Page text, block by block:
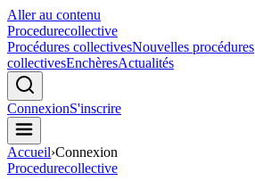
Aller au contenu
Procedurecollective
Procédures collectivesNouvelles procédures
collectivesEnchèresActualités
ConnexionS'inscrire
Accueil›Connexion
Procedurecollective